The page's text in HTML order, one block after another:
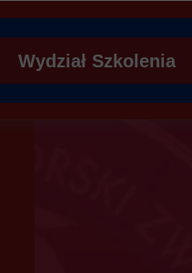
Wydział Szkolenia
Regulamin WS ZZPN